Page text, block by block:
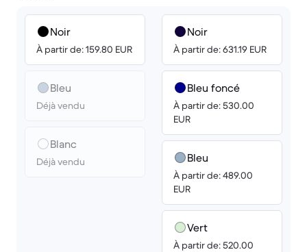
Noir
À partir de: 159.80 EUR
Bleu
Déjà vendu
Blanc
Déjà vendu
Noir
À partir de: 631.19 EUR
Bleu foncé
À partir de: 530.00
EUR
Bleu
À partir de: 489.00
EUR
Vert
À partir de: 520.00